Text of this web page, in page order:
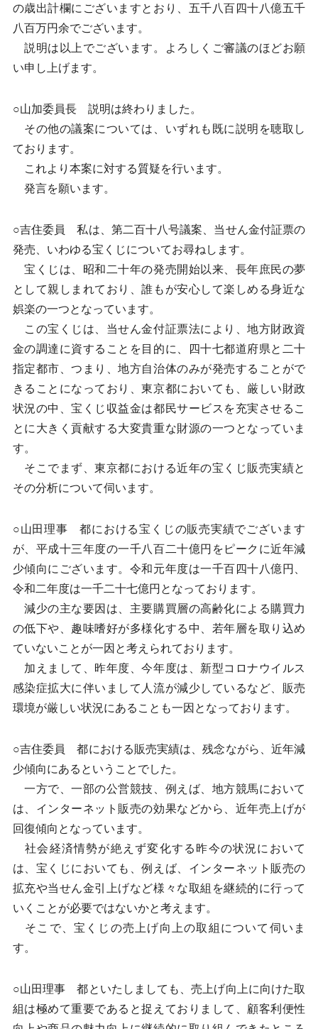
の歳出計欄にございますとおり、五千八百四十八億五千
八百万円余でございます。
説明は以上でございます。よろしくご審議のほどお願
い申し上げます。
○山加委員長 説明は終わりました。
その他の議案については、いずれも既に説明を聴取し
ております。
これより本案に対する質疑を行います。
発言を願います。
○吉住委員 私は、第二百十八号議案、当せん金付証票の
発売、いわゆる宝くじについてお尋ねします。
宝くじは、昭和二十年の発売開始以来、長年庶民の夢
として親しまれており、誰もが安心して楽しめる身近な
娯楽の一つとなっています。
この宝くじは、当せん金付証票法により、地方財政資
金の調達に資することを目的に、四十七都道府県と二十
指定都市、つまり、地方自治体のみが発売することがで
きることになっており、東京都においても、厳しい財政
状況の中、宝くじ収益金は都民サービスを充実させるこ
とに大きく貢献する大変貴重な財源の一つとなっていま
す。
そこでまず、東京都における近年の宝くじ販売実績と
その分析について伺います。
○山田理事 都における宝くじの販売実績でございます
が、平成十三年度の一千八百二十億円をピークに近年減
少傾向にございます。令和元年度は一千百四十八億円、
令和二年度は一千二十七億円となっております。
減少の主な要因は、主要購買層の高齢化による購買力
の低下や、趣味嗜好が多様化する中、若年層を取り込め
ていないことが一因と考えられております。
加えまして、昨年度、今年度は、新型コロナウイルス
感染症拡大に伴いまして人流が減少しているなど、販売
環境が厳しい状況にあることも一因となっております。
○吉住委員 都における販売実績は、残念ながら、近年減
少傾向にあるということでした。
一方で、一部の公営競技、例えば、地方競馬において
は、インターネット販売の効果などから、近年売上げが
回復傾向となっています。
社会経済情勢が絶えず変化する昨今の状況において
は、宝くじにおいても、例えば、インターネット販売の
拡充や当せん金引上げなど様々な取組を継続的に行って
いくことが必要ではないかと考えます。
そこで、宝くじの売上げ向上の取組について伺いま
す。
○山田理事 都といたしましても、売上げ向上に向けた取
組は極めて重要であると捉えておりまして、顧客利便性